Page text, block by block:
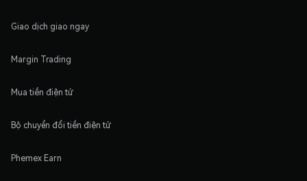
Giao dịch giao ngay
Margin Trading
Mua tiền điện tử
Bộ chuyển đổi tiền điện tử
Phemex Earn